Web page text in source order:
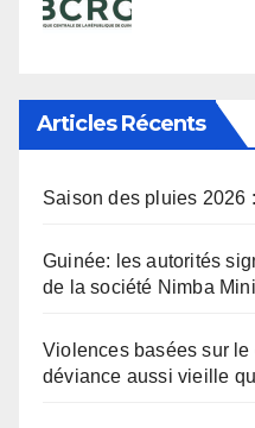
Articles Récents
Saison des pluies 2026
Guinée: les autorités
de la société Nimba
Violences basées sur
déviance aussi vieille